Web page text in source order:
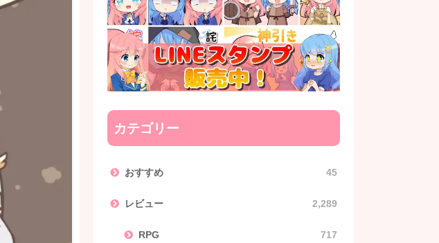
カテゴリー
おすすめ 45
レビュー 2,289
RPG 717